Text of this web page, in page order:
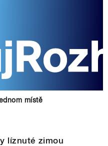
místě
líznuté zimou